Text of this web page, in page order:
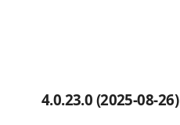
4.0.23.0 (2025-08-26)